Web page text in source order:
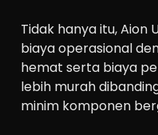
Tidak hanya itu, Aion
biaya operasional
hemat serta biaya
lebih murah
minim komponen